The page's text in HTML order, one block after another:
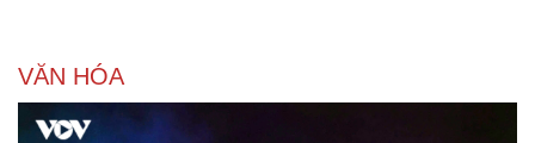
VĂN HÓA